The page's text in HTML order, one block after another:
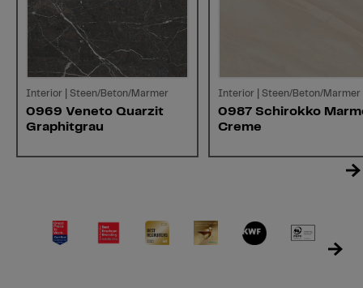
Interior | Steen/Beton/Marmer
0969 Veneto Quarzit
Graphitgrau
Interior | Steen/Beton/Marmer
0987 Schirokko
Creme